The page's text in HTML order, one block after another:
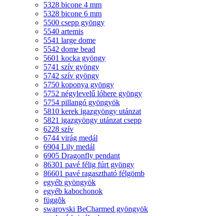
5328 bicone 4 mm
5328 bicone 6 mm
5500 csepp gyöngy
5540 artemis
5541 large dome
5542 dome bead
5601 kocka gyöngy
5741 szív gyöngy
5742 szív gyöngy
5750 koponya gyöngy
5752 négylevelű lóhere gyöngy
5754 pillangó gyöngyök
5810 kerek igazgyöngy utánzat
5821 igazgyöngy utánzat csepp
6228 szív
6744 virág medál
6904 Lily medál
6905 Dragonfly pendant
86301 pavé félig fúrt gyöngy
86601 pavé ragasztható félgömb
egyéb gyöngyök
egyéb kabochonok
függõk
swarovski BeCharmed gyöngyök